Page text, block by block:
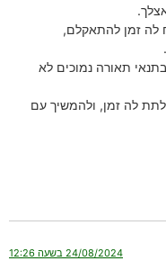
לה זמן להתאקלם,
תאורה נמוכים לא
לתת לה זמן, ולהמשיך עם
24/08/2024 בשעה 12:26